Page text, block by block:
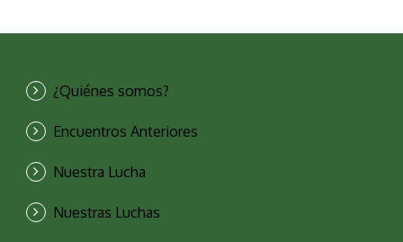
¿Quiénes somos?
Encuentros Anteriores
Nuestra Lucha
Nuestras Luchas